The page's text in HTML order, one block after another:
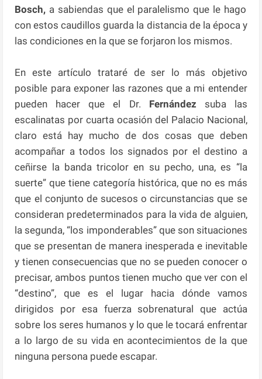
Bosch, a sabiendas que el paralelismo que le hago
con estos caudillos guarda la distancia de la época y
las condiciones en la que se forjaron los mismos.
En este artículo trataré de ser lo más objetivo
posible para exponer las razones que a mi entender
pueden hacer que el Dr. Fernández suba las
escalinatas por cuarta ocasión del Palacio Nacional,
claro está hay mucho de dos cosas que deben
acompañar a todos los signados por el destino a
ceñirse la banda tricolor en su pecho, una, es “la
suerte” que tiene categoría histórica, que no es más
que el conjunto de sucesos o circunstancias que se
consideran predeterminados para la vida de alguien,
la segunda, “los imponderables” que son situaciones
que se presentan de manera inesperada e inevitable
y tienen consecuencias que no se pueden conocer o
precisar, ambos puntos tienen mucho que ver con el
“destino”, que es el lugar hacia dónde vamos
dirigidos por esa fuerza sobrenatural que actúa
sobre los seres humanos y lo que le tocará enfrentar
a lo largo de su vida en acontecimientos de la que
ninguna persona puede escapar.